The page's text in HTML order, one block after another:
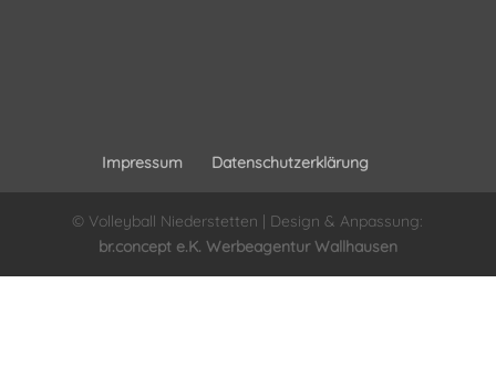
Impressum Datenschutzerklärung
© Volleyball Niederstetten | Design & Anpassung:
br.concept e.K. Werbeagentur Wallhausen